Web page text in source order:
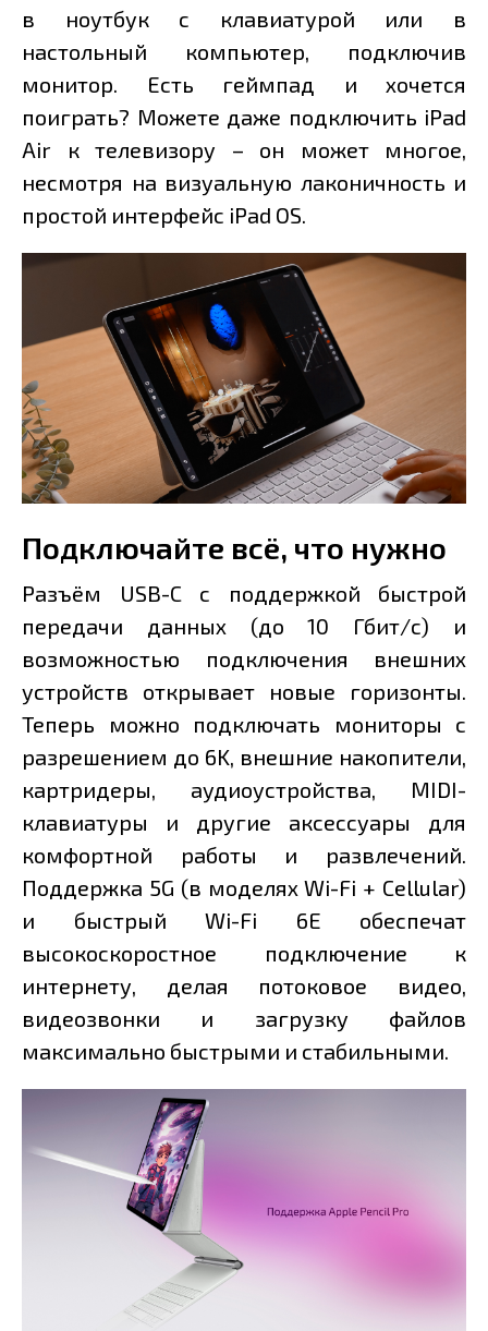
в ноутбук с клавиатурой или в
настольный компьютер, подключив
монитор. Есть геймпад и хочется
поиграть? Можете даже подключить iPad
Air к телевизору – он может многое,
несмотря на визуальную лаконичность и
простой интерфейс iPad OS.
Подключайте всё, что нужно
Разъём USB-C с поддержкой быстрой
передачи данных (до 10 Гбит/с) и
возможностью подключения внешних
устройств открывает новые горизонты.
Теперь можно подключать мониторы с
разрешением до 6K, внешние накопители,
картридеры, аудиоустройства, MIDI-
клавиатуры и другие аксессуары для
комфортной работы и развлечений.
Поддержка 5G (в моделях Wi-Fi + Cellular)
и быстрый Wi-Fi 6E обеспечат
высокоскоростное подключение к
интернету, делая потоковое видео,
видеозвонки и загрузку файлов
максимально быстрыми и стабильными.